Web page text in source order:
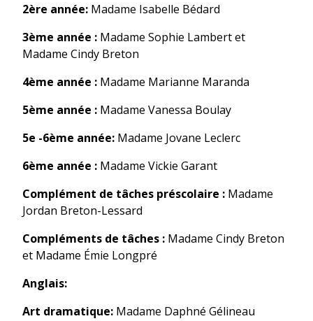
2ère année: Madame Isabelle Bédard
3ème année : Madame Sophie Lambert et
Madame Cindy Breton
4ème année : Madame Marianne Maranda
5ème année : Madame Vanessa Boulay
5e -6ème année: Madame Jovane Leclerc
6ème année : Madame Vickie Garant
Complément de tâches préscolaire : Madame
Jordan Breton-Lessard
Compléments de tâches : Madame Cindy Breton
et Madame Émie Longpré
Anglais:
Art dramatique: Madame Daphné Gélineau